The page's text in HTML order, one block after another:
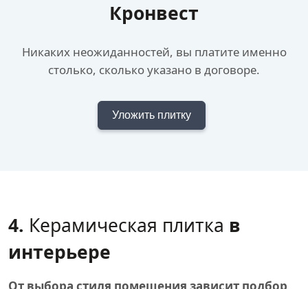
Кронвест
Никаких неожиданностей, вы платите именно
столько, сколько указано в договоре.
Уложить плитку
4. Керамическая плитка в
интерьере